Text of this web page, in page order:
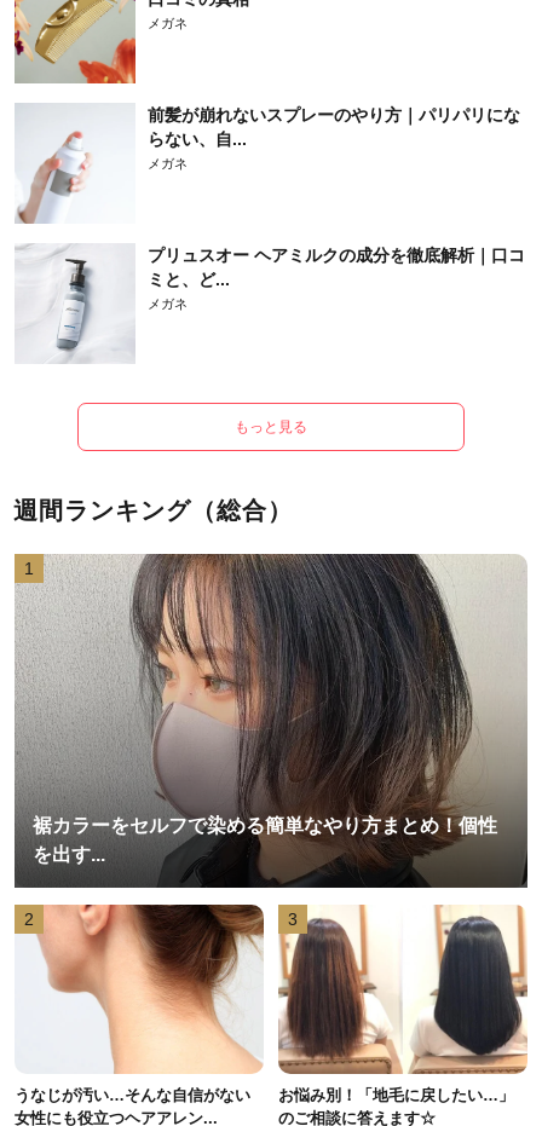
メガネ
前髪が崩れないスプレーのやり方｜パリパリにな
らない、自...
メガネ
プリュスオー ヘアミルクの成分を徹底解析｜口コ
ミと、ど...
メガネ
もっと見る
週間ランキング（総合）
1
裾カラーをセルフで染める簡単なやり方まとめ！個性
を出す...
2
うなじが汚い…そんな自信がない
女性にも役立つヘアアレン...
3
お悩み別！「地毛に戻したい…」
のご相談に答えます☆